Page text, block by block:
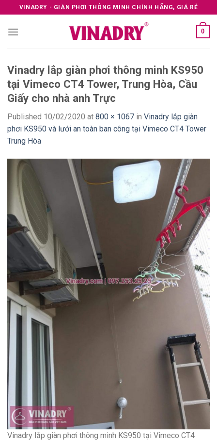
to
content
VINADRY - GIÀN PHƠI THÔNG MINH CHÍNH HÃNG, GIÁ RẺ
0
Vinadry lắp giàn phơi thông minh KS950
tại Vimeco CT4 Tower, Trung Hòa, Cầu
Giấy cho nhà anh Trực
Published 10/02/2020 at 800 × 1067 in Vinadry lắp giàn
phơi KS950 và lưới an toàn ban công tại Vimeco CT4 Tower
Trung Hòa
Vinadry lắp giàn phơi thông minh KS950 tại Vimeco CT4